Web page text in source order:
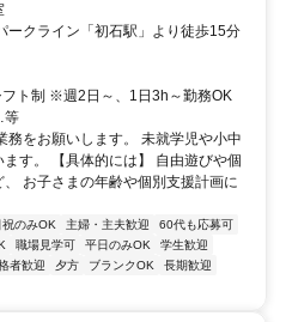
ークライン「初石駅」より徒歩15分
ト制 ※週2日～、1日3h～勤務OK
等
務をお願いします。 未就学児や小中
す。 【具体的には】 自由遊びや個
お子さまの年齢や個別支援計画に
祝のみOK 主婦・主夫歓迎
60代も応募可
職場見学可 平日のみOK
学生歓迎
者歓迎 夕方 ブランクOK
長期歓迎